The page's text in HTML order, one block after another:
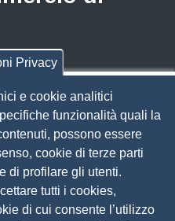
BS
Privacy
e cookie analitici
funzionalità quali la
possono essere
cookie di terze parti
di profilare gli utenti.
tutti i cookies,
di cui consente l’utilizzo